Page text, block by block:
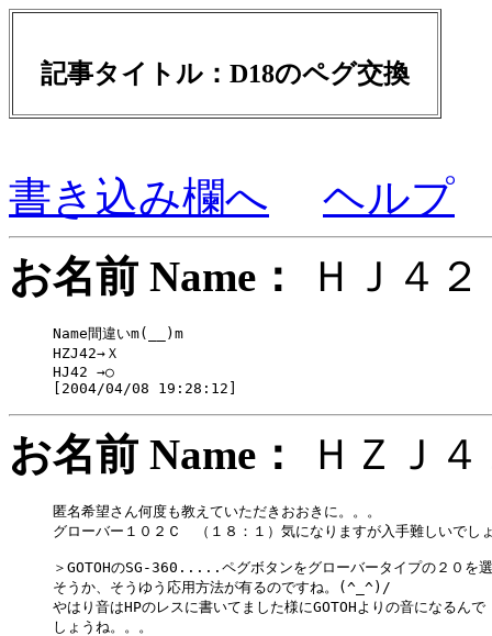
記事タイトル：D18のペグ交換
書き込み欄へ
ヘルプ
お名前 Name：
ＨＪ
Name間違いm(__)m
HZJ42→Ｘ
HJ42 →○
お名前 Name： ＨＺ
匿名希望さん何度も教えていただきおおきに。。。
グローバー１０２Ｃ　（１８：１）気になりますが入手難しいでし
＞GOTOHのSG-360.....ペグボタンをグローバータイプの２０を
そうか、そうゆう応用方法が有るのですね。(^_^)/
やはり音はHPのレスに書いてました様にGOTOHよりの音になるんで
しょうね。。。